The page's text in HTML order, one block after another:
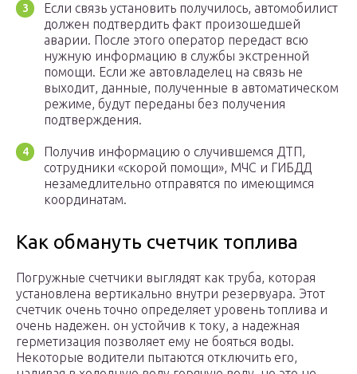
Если связь установить получилось, автомобилист
должен подтвердить факт произошедшей
аварии. После этого оператор передаст всю
нужную информацию в службы экстренной
помощи. Если же автовладелец на связь не
выходит, данные, полученные в автоматическом
режиме, будут переданы без получения
подтверждения.
Получив информацию о случившемся ДТП,
сотрудники «скорой помощи», МЧС и ГИБДД
незамедлительно отправятся по имеющимся
координатам.
Как обмануть счетчик топлива
Погружные счетчики выглядят как труба, которая
установлена ​​вертикально внутри резервуара. Этот
счетчик очень точно определяет уровень топлива и
очень надежен. он устойчив к току, а надежная
герметизация позволяет ему не бояться воды.
Некоторые водители пытаются отключить его,